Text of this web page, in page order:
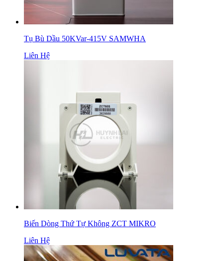
Tụ Bù Dầu 50KVar-415V SAMWHA
Liên Hệ
Biến Dòng Thứ Tự Không ZCT MIKRO
Liên Hệ